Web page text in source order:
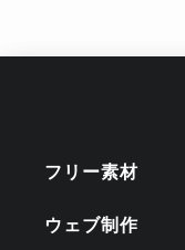
フリー素材
ウェブ制作